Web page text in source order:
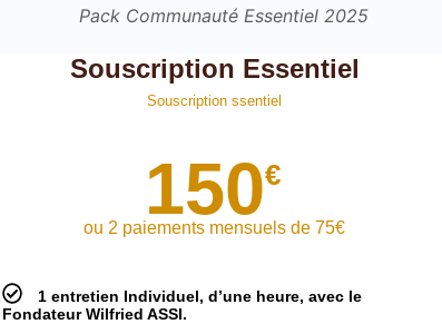
Souscription Essentiel
Souscription ssentiel
150€
ou 2 paiements mensuels de 75€
1 entretien Individuel, d’une heure, avec le
Fondateur Wilfried ASSI.